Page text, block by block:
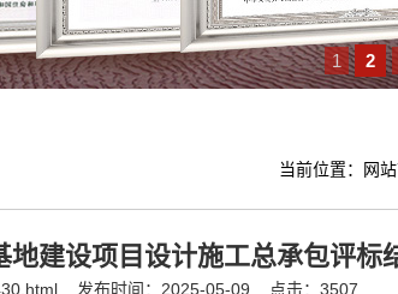
1 2
当前位置： 网
建设项目设计施工总承包评标
发布时间：2025-05-09
点击：3507